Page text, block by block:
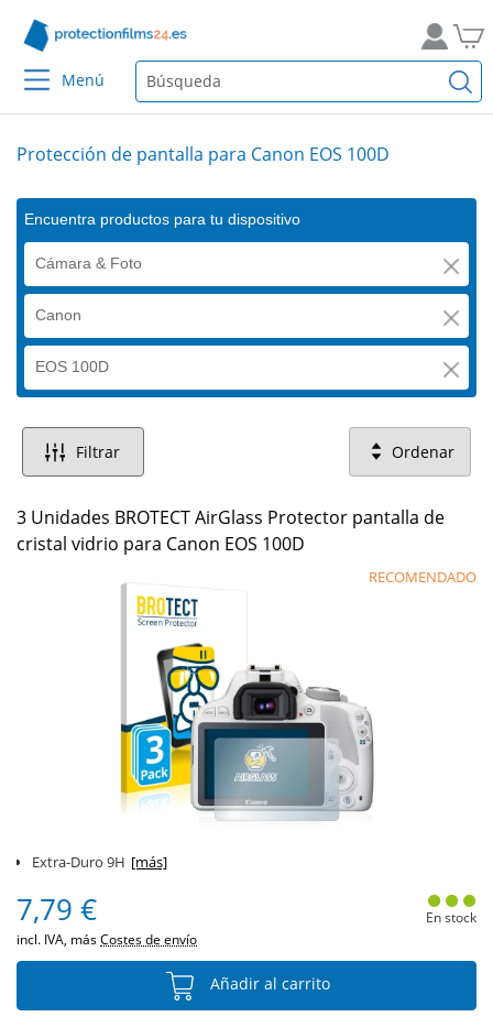
Menú
Protección de pantalla para Canon EOS 100D
Encuentra productos para tu dispositivo
Cámara & Foto
Canon
EOS 100D
Filtrar Ordenar
3 Unidades BROTECT AirGlass Protector pantalla de
cristal vidrio para Canon EOS 100D
RECOMENDADO
Extra-Duro 9H [más]
7,79 €
incl. IVA, másCostes de envío
En stock
Añadir al carrito